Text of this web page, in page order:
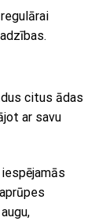
citus ādas
ar savu